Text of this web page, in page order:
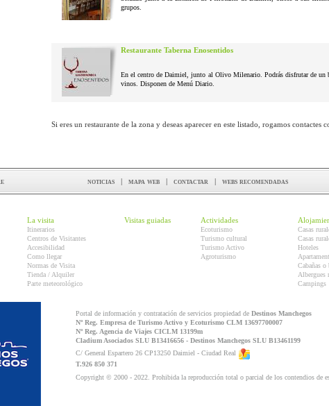
grupos.
Restaurante Taberna Enosentidos
En el centro de Daimiel, junto al Olivo Milenario. Podrás disfrutar de un
vinos. Disponen de Menú Diario.
Si eres un restaurante de la zona y deseas aparecer en este listado, rogamos contactes
noticias | mapa web | contactar | webs recomendadas
La visita
Itinerarios
Centros de Visitantes
Accesibilidad
Como llegar
Normas de Visita
Tienda / Alquiler
Parte meteorológico
Visitas guiadas Actividades
Ecoturismo
Turismo cultural
Turismo Activo
Agroturismo
Casas
Casas
Hoteles
Cabañas o
Albergues
Campings
Portal de información y contratación de servicios propiedad de Destinos Manchegos
Nº Reg. Empresa de Turismo Activo y Ecoturismo CLM 13697700007
Nº Reg. Agencia de Viajes CICLM 13199m
Cladium Asociados SLU B13416656 - Destinos Manchegos SLU B13461199
C/ General Espartero 26 CP13250 Daimiel - Ciudad Real
T.926 850 371
Copyright © 2000 - 2022. Prohibida la reproducción total o parcial de los contendios de